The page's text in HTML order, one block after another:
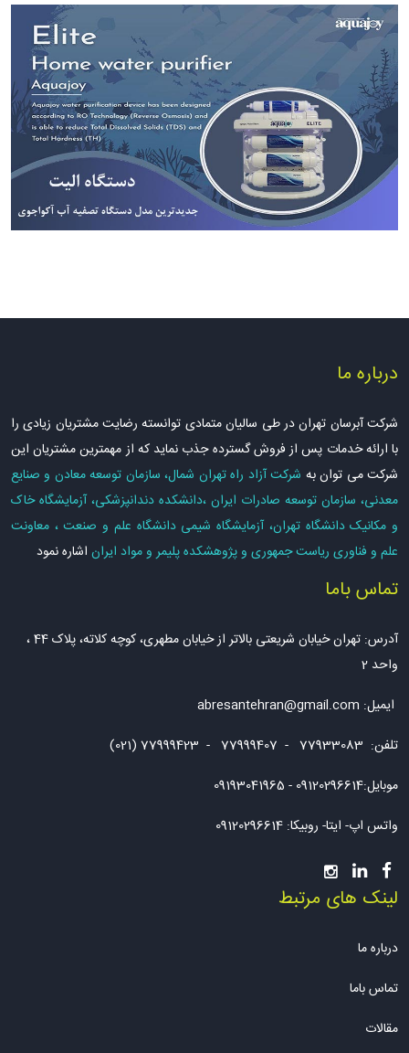
درباره ما
شرکت آبرسان تهران در طی سالیان متمادی توانسته رضایت مشتریان زیادی را
با ارائه خدمات پس از فروش گسترده جذب نماید که از مهمترین مشتریان این
شرکت می توان به شرکت آزاد راه تهران شمال، سازمان توسعه معادن و صنایع
معدنی، سازمان توسعه صادرات ایران ،دانشکده دندانپزشکی، آزمایشگاه خاک
و مکانیک دانشگاه تهران، آزمایشگاه شیمی دانشگاه علم و صنعت ، معاونت
علم و فناوری ریاست جمهوری و پژوهشکده پلیمر و مواد ایران اشاره نمود
تماس باما
آدرس: تهران خیابان شریعتی بالاتر از خیابان مطهری، کوچه کلاته، پلاک 44 ،
واحد 2
ایمیل: abresantehran@gmail.com
تلفن: 77933083 - 77999407 - 77999423 (021)
موبایل:09120296614 - 09193041965
واتس اپ- ایتا- روبیکا: 09120296614
لینک های مرتبط
درباره ما
تماس باما
مقالات